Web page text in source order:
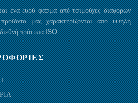
ένα ευρύ φάσμα από τσιμούχες διαφόρων
μας χαρακτηρίζονται από υψηλή
πρότυπα ISO.